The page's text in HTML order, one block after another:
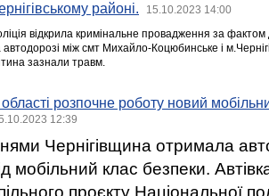
районі.
15.10.2023 14:00
відкрила кримінальне провадження за
автодорозі між смт Михайло-Коцюбинське і
зазнали травм.
розпочне роботу новий
12:39
Чернігівщина отримала
мобільний клас безпеки.
проєкту Національної